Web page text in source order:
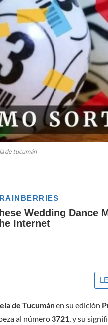
de tucumán
de Tucumánen su edición
al número 3721 , y su